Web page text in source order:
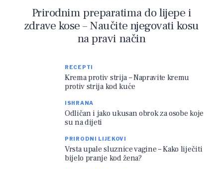
Prirodnim preparatima do lijepe i
zdrave kose – Naučite njegovati kosu
na pravi način
RECEPTI
Krema protiv strija – Napravite kremu
protiv strija kod kuće
ISHRANA
Odličan i jako ukusan obrok za osobe koje
su na dijeti
PRIRODNI LIJEKOVI
Vrsta upale sluznice vagine – Kako liječiti
bijelo pranje kod žena?